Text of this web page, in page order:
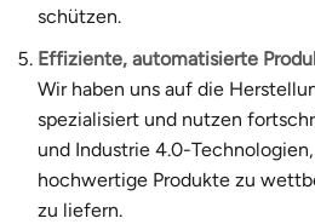
schützen.
Effiziente, automatisierte
Wir haben uns auf die
spezialisiert und nutzen
und Industrie 4.0-
hochwertige Produkte zu
zu liefern.